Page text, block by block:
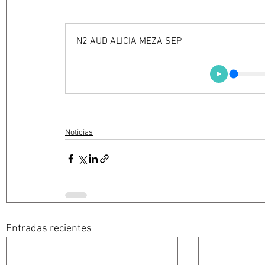
N2 AUD ALICIA MEZA SEP
Noticias
Entradas recientes